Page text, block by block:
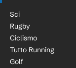
Sci
Rugby
Ciclismo
Tutto Running
Golf